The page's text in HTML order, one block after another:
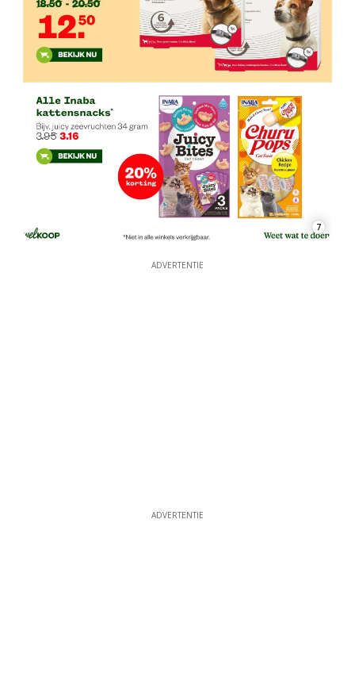
7
ADVERTENTIE
ADVERTENTIE